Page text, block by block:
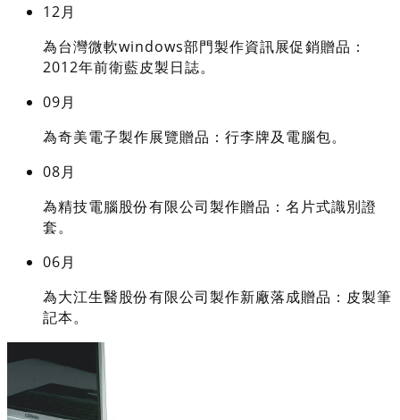
12月
為台灣微軟windows部門製作資訊展促銷贈品：
2012年前衛藍皮製日誌。
09月
為奇美電子製作展覽贈品：行李牌及電腦包。
08月
為精技電腦股份有限公司製作贈品：名片式識別證
套。
06月
為大江生醫股份有限公司製作新廠落成贈品：皮製筆
記本。